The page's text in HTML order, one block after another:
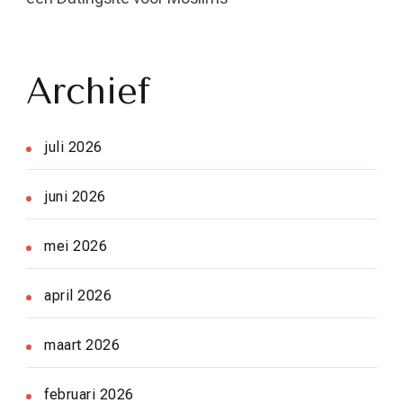
Archief
juli 2026
juni 2026
mei 2026
april 2026
maart 2026
februari 2026